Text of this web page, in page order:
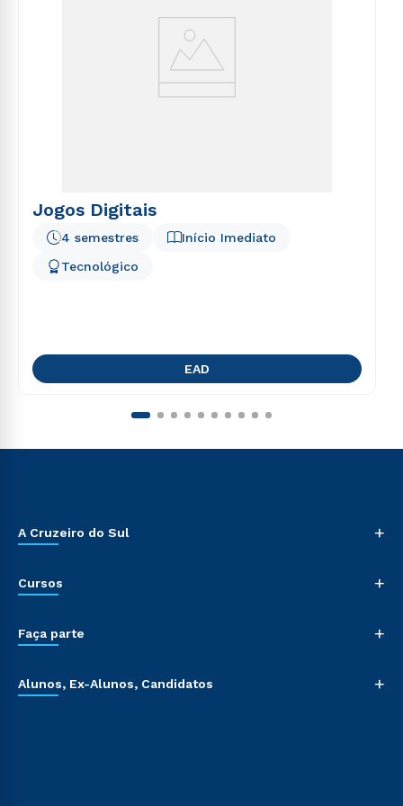
Jogos Digitais
Início Imediato
4 semestres
Tecnológico
EAD
A Cruzeiro do Sul +
Cursos +
Faça parte +
Alunos, Ex-Alunos, Candidatos +